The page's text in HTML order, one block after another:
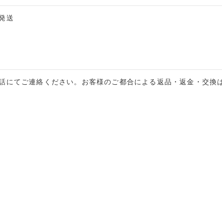
送
てご連絡ください。お客様のご都合による返品・返金・交換